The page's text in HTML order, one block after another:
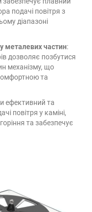
подачі повітря з
діапазоні
металевих частин:
дозволяє позбутися
механізму, що
та
ефективний та
повітря у каміні,
та забезпечує